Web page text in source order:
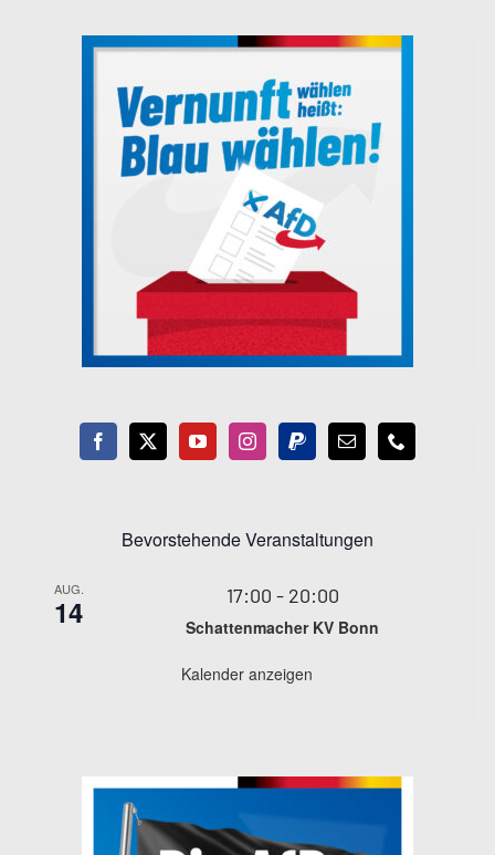
Bevorstehende Veranstaltungen
AUG.
14 17:00 - 20:00
Schattenmacher KV Bonn
Kalender anzeigen